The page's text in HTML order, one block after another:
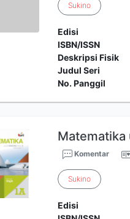
Sukino
Edisi
ISBN/ISSN
Deskripsi Fisik
Judul Seri
No. Panggil
Matematika
Komentar
Sukino
Edisi